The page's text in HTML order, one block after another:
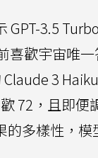
GPT-3.5
喜歡宇宙唯一
3
72，且即便
的多樣性，